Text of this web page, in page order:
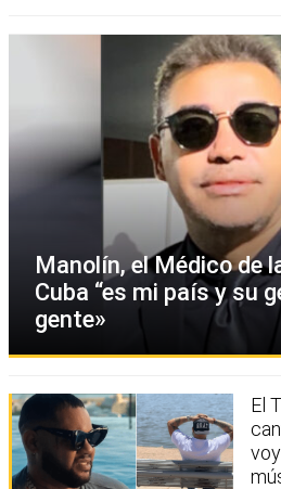
Manolín, el Médico de
Cuba “es mi país y su
gente»
El